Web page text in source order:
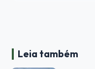
Leia também